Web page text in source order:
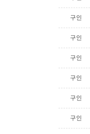
구인
구인
구인
구인
구인
구인